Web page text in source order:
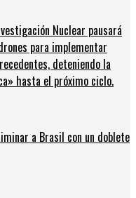
Nuclear pausará
para implementar
deteniendo la
hasta el próximo ciclo.
a Brasil con un doblete